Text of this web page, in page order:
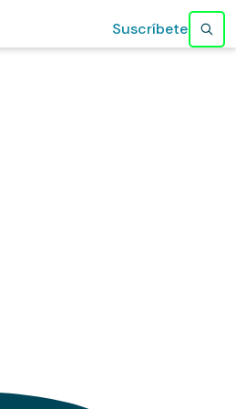
Suscríbete